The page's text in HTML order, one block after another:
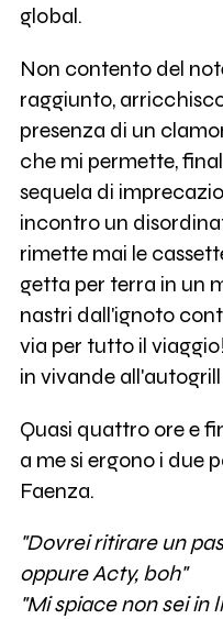
global.
Non contento del
raggiunto,
presenza di un
che mi permette,
sequela di
incontro un
rimette mai le
getta per terra in un
nastri dall'ignoto
via per tutto il
in vivande
Quasi quattro ore e
a me si ergono i due
Faenza.
"Dovrei ritirare un
oppure Acty, boh"
"Mi spiace non sei in